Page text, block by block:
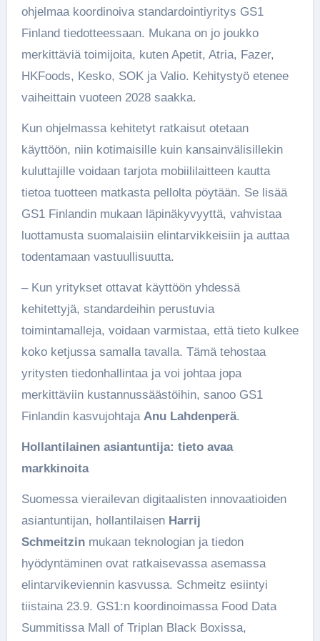
ohjelmaa koordinoiva standardointiyritys GS1
Finland tiedotteessaan. Mukana on jo joukko
merkittäviä toimijoita, kuten Apetit, Atria, Fazer,
HKFoods, Kesko, SOK ja Valio. Kehitystyö etenee
vaiheittain vuoteen 2028 saakka.
Kun ohjelmassa kehitetyt ratkaisut otetaan
käyttöön, niin kotimaisille kuin kansainvälisillekin
kuluttajille voidaan tarjota mobiililaitteen kautta
tietoa tuotteen matkasta pellolta pöytään. Se lisää
GS1 Finlandin mukaan läpinäkyvyyttä, vahvistaa
luottamusta suomalaisiin elintarvikkeisiin ja auttaa
todentamaan vastuullisuutta.
– Kun yritykset ottavat käyttöön yhdessä
kehitettyjä, standardeihin perustuvia
toimintamalleja, voidaan varmistaa, että tieto kulkee
koko ketjussa samalla tavalla. Tämä tehostaa
yritysten tiedonhallintaa ja voi johtaa jopa
merkittäviin kustannussäästöihin, sanoo GS1
Finlandin kasvujohtaja Anu Lahdenperä.
Hollantilainen asiantuntija: tieto avaa
markkinoita
Suomessa vierailevan digitaalisten innovaatioiden
asiantuntijan, hollantilaisen Harrij
Schmeitzin mukaan teknologian ja tiedon
hyödyntäminen ovat ratkaisevassa asemassa
elintarvikeviennin kasvussa. Schmeitz esiintyi
tiistaina 23.9. GS1:n koordinoimassa Food Data
Summitissa Mall of Triplan Black Boxissa,